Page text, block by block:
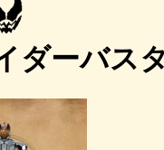
ダーバス